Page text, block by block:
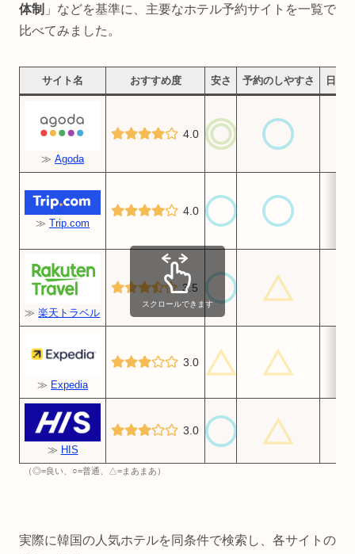
体制 」などを基準に、主要なホテル予約サイトを一覧で
比べてみました。
サイト名 おすすめ度 安さ 予約のしやすさ 日本
≫ Agoda
4.0
≫ Trip.com
4.0
≫楽天トラベル
3.5
≫ Expedia
3.0
≫ HIS
3.0
スクロールできます
（◎=良い、○=普通、△=まあまあ）
実際に韓国の人気ホテルを同条件で検索し、各サイトの